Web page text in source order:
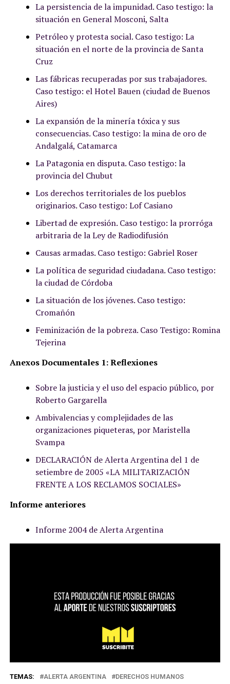
La persistencia de la impunidad. Caso testigo: la
situación en General Mosconi, Salta
Petróleo y protesta social. Caso testigo: La
situación en el norte de la provincia de Santa
Cruz
Las fábricas recuperadas por sus trabajadores.
Caso testigo: el Hotel Bauen (ciudad de Buenos
Aires)
La expansión de la minería tóxica y sus
consecuencias. Caso testigo: la mina de oro de
Andalgalá, Catamarca
La Patagonia en disputa. Caso testigo: la
provincia del Chubut
Los derechos territoriales de los pueblos
originarios. Caso testigo: Lof Casiano
Libertad de expresión. Caso testigo: la prorróga
arbitraria de la Ley de Radiodifusión
Causas armadas. Caso testigo: Gabriel Roser
La política de seguridad ciudadana. Caso testigo:
la ciudad de Córdoba
La situación de los jóvenes. Caso testigo:
Cromañón
Feminización de la pobreza. Caso Testigo: Romina
Tejerina
Anexos Documentales 1: Reflexiones
Sobre la justicia y el uso del espacio público, por
Roberto Gargarella
Ambivalencias y complejidades de las
organizaciones piqueteras, por Maristella
Svampa
DECLARACIÓN de Alerta Argentina del 1 de
setiembre de 2005 «LA MILITARIZACIÓN
FRENTE A LOS RECLAMOS SOCIALES»
Informe anteriores
Informe 2004 de Alerta Argentina
TEMAS: ALERTA ARGENTINA DERECHOS HUMANOS